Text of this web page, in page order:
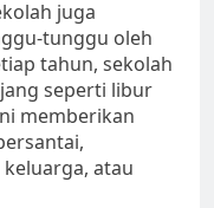
juga
tunggu oleh
tahun, sekolah
seperti libur
memberikan
atau